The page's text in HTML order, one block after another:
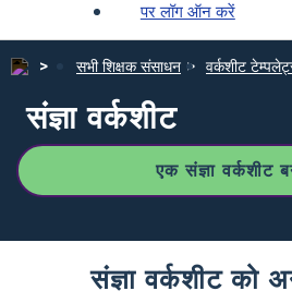
पर लॉग ऑन करें
सभी शिक्षक संसाधन वर्कशीट
संज्ञा वर्कशीट
एक संज्ञा वर्कशीट
संज्ञा वर्कशीट को